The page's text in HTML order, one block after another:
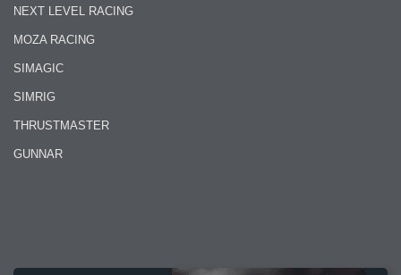
NEXT LEVEL RACING
MOZA RACING
SIMAGIC
SIMRIG
THRUSTMASTER
GUNNAR